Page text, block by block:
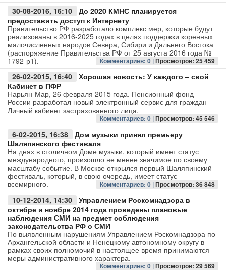
Культура
Медиа
Авто
Спорт
Контакты
30-08-2016, 16:10
До 2020 КМНС планируется
предоставить доступ к Интернету
Правительство РФ разработало комплекс мер, которые будут
реализованы в 2016-2025 годах в целях поддержки коренных
малочисленных народов Севера, Сибири и Дальнего Востока
(распоряжение Правительства РФ от 25 августа 2016 года №
1792-р1).
Комментариев: 0 |Просмотров: 25 459
26-02-2015, 16:40
Хорошая новость: У каждого – свой
Кабинет в ПФР
Нарьян-Мар, 26 февраля 2015 года. Пенсионный фонд
России разработал новый электронный сервис для граждан –
Личный кабинет застрахованного лица.
Комментариев: 0 |Просмотров: 45 546
6-02-2015, 16:38
Дом музыки принял премьеру
Шаляпинского фестиваля
На днях в столичном Доме музыки, который имеет статус
международного, произошло не менее значимое по своему
масштабу событие. В Москве открылся первый Шаляпинский
фестиваль, который, в свою очередь, имеет статус
всемирного.
Комментариев: 0 |Просмотров: 36 848
10-12-2014, 14:30
Управлением Роскомнадзора в
октябре и ноябре 2014 года проведены плановые
наблюдения СМИ на предмет соблюдения
законодательства РФ о СМИ
По выявленным нарушениям Управлением Роскомнадзора по
Архангельской области и Ненецкому автономному округу в
рамках своих полномочий в настоящее время принимаются
меры административного характера.
Комментариев: 0 |Просмотров: 29 569